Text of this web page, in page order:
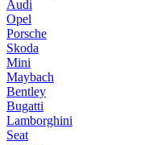
Audi
Opel
Porsche
Skoda
Mini
Maybach
Bentley
Bugatti
Lamborghini
Seat